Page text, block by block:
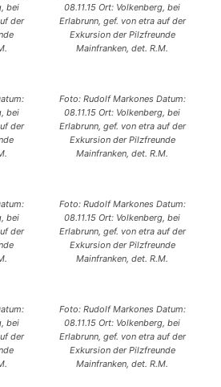
bei
der
08.11.15 Ort: Volkenberg, bei
Erlabrunn, gef. von etra auf der
Exkursion der Pilzfreunde
Mainfranken, det. R.M.
bei
der
Foto: Rudolf Markones Datum:
08.11.15 Ort: Volkenberg, bei
Erlabrunn, gef. von etra auf der
Exkursion der Pilzfreunde
Mainfranken, det. R.M.
bei
der
Foto: Rudolf Markones Datum:
08.11.15 Ort: Volkenberg, bei
Erlabrunn, gef. von etra auf der
Exkursion der Pilzfreunde
Mainfranken, det. R.M.
bei
der
Foto: Rudolf Markones Datum:
08.11.15 Ort: Volkenberg, bei
Erlabrunn, gef. von etra auf der
Exkursion der Pilzfreunde
Mainfranken, det. R.M.